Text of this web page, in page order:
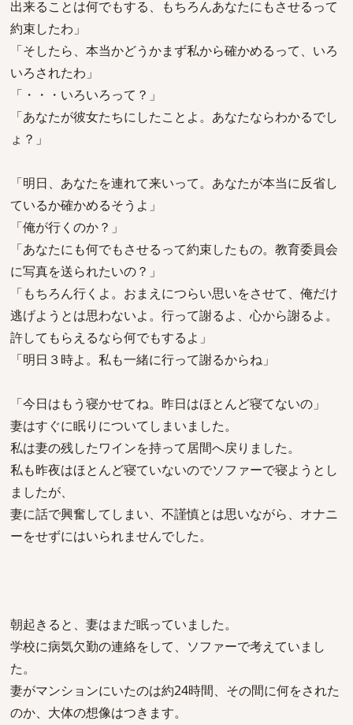
出来ることは何でもする、もちろんあなたにもさせるって
約束したわ」
「そしたら、本当かどうかまず私から確かめるって、いろ
いろされたわ」
「・・・いろいろって？」
「あなたが彼女たちにしたことよ。あなたならわかるでし
ょ？」
「明日、あなたを連れて来いって。あなたが本当に反省し
ているか確かめるそうよ」
「俺が行くのか？」
「あなたにも何でもさせるって約束したもの。教育委員会
に写真を送られたいの？」
「もちろん行くよ。おまえにつらい思いをさせて、俺だけ
逃げようとは思わないよ。行って謝るよ、心から謝るよ。
許してもらえるなら何でもするよ」
「明日３時よ。私も一緒に行って謝るからね」
「今日はもう寝かせてね。昨日はほとんど寝てないの」
妻はすぐに眠りについてしまいました。
私は妻の残したワインを持って居間へ戻りました。
私も昨夜はほとんど寝ていないのでソファーで寝ようとし
ましたが、
妻に話で興奮してしまい、不謹慎とは思いながら、オナニ
ーをせずにはいられませんでした。
朝起きると、妻はまだ眠っていました。
学校に病気欠勤の連絡をして、ソファーで考えていまし
た。
妻がマンションにいたのは約24時間、その間に何をされた
のか、大体の想像はつきます。